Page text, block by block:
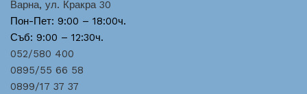
Варна, ул. Кракра 30
Пон-Пет: 9:00 – 18:00ч.
Съб: 9:00 – 12:30ч.
052/580 400
0895/55 66 58
0899/17 37 37